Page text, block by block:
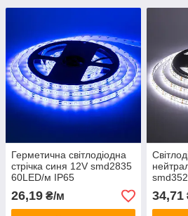
Герметична світлодіодна
стрічка синя 12V smd2835
60LED/м IP65
26,19 ₴/м 34,71